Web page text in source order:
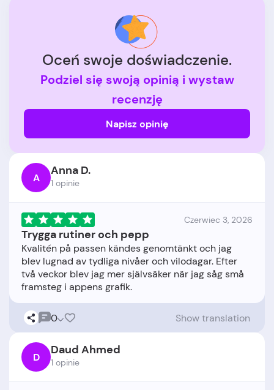
Oceń swoje doświadczenie.
Podziel się swoją opinią i wystaw
recenzję
Napisz opinię
A Anna D.
1 opinie
Czerwiec 3, 2026
Trygga rutiner och pepp
Kvalitén på passen kändes genomtänkt och jag
blev lugnad av tydliga nivåer och vilodagar. Efter
två veckor blev jag mer självsäker när jag såg små
0 Show translation
D Daud Ahmed
1 opinie